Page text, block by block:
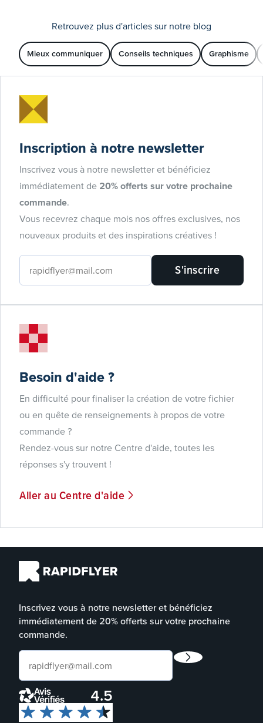
Retrouvez plus d'articles sur notre blog
Mieux communiquer Conseils techniques Graphisme
Inscription à notre newsletter
Inscrivez vous à notre newsletter et bénéficiez
immédiatement de 20% offerts sur votre prochaine
commande
Vous recevrez chaque mois nos offres exclusives, nos
nouveaux produits et des inspirations créatives !
S'inscrire
Besoin d'aide ?
En difficulté pour finaliser la création de votre fichier
ou en quête de renseignements à propos de votre
commande ?
Rendez-vous sur notre Centre d'aide, toutes les
réponses s'y trouvent !
Aller au Centre d'aide
Inscrivez vous à notre newsletter et bénéficiez
immédiatement de 20% offerts sur votre prochaine
commande.
4.5